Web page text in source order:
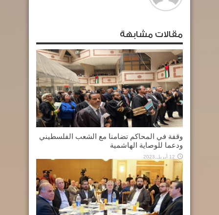
مقالات مشابهة
وقفة في المحاكم تضامنا مع الشعب الفلسطيني
ودعما للوصاية الهاشمية
12 أبريل,2023